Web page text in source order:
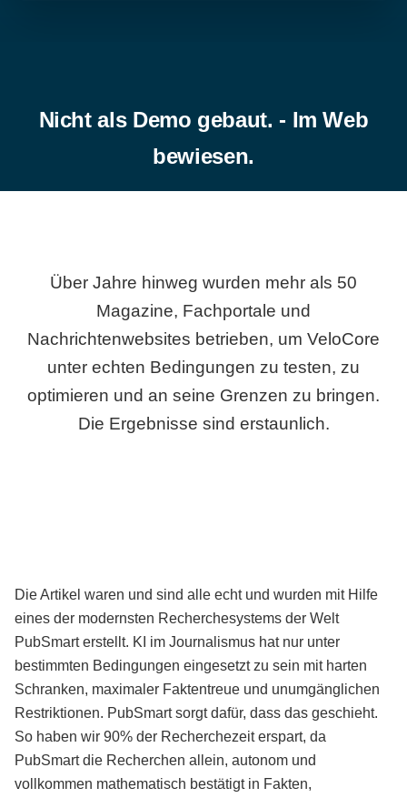
Nicht als Demo gebaut. - Im Web
bewiesen.
Über Jahre hinweg wurden mehr als 50
Magazine, Fachportale und
Nachrichtenwebsites betrieben, um VeloCore
unter echten Bedingungen zu testen, zu
optimieren und an seine Grenzen zu bringen.
Die Ergebnisse sind erstaunlich.
Die Artikel waren und sind alle echt und wurden mit Hilfe
eines der modernsten Recherchesystems der Welt
PubSmart erstellt. KI im Journalismus hat nur unter
bestimmten Bedingungen eingesetzt zu sein mit harten
Schranken, maximaler Faktentreue und unumgänglichen
Restriktionen. PubSmart sorgt dafür, dass das geschieht.
So haben wir 90% der Recherchezeit erspart, da
PubSmart die Recherchen allein, autonom und
vollkommen mathematisch bestätigt in Fakten,